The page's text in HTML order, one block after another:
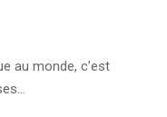
au monde, c’est